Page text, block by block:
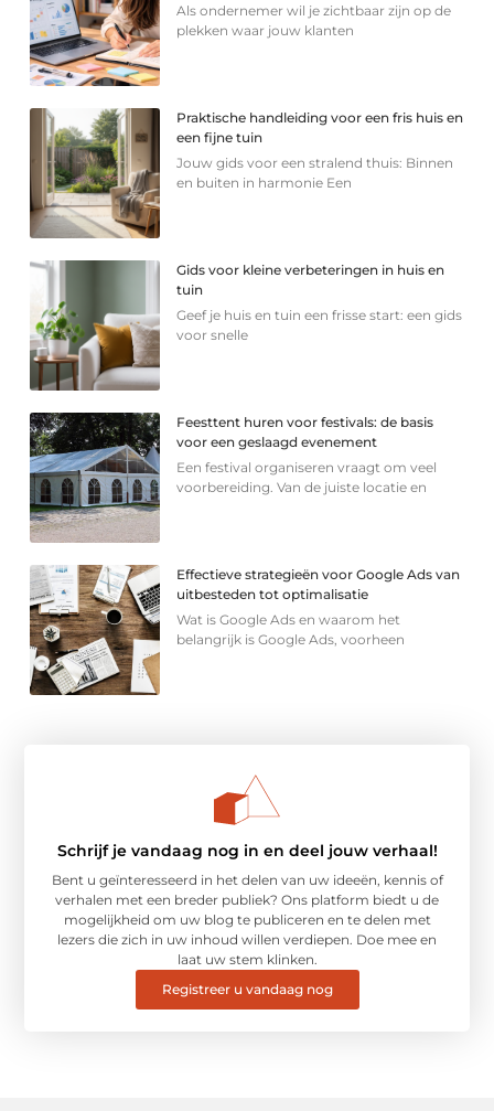
Als ondernemer wil je zichtbaar zijn op de
plekken waar jouw klanten
Praktische handleiding voor een fris huis en
een fijne tuin
Jouw gids voor een stralend thuis: Binnen
en buiten in harmonie Een
Gids voor kleine verbeteringen in huis en
tuin
Geef je huis en tuin een frisse start: een gids
voor snelle
Feesttent huren voor festivals: de basis
voor een geslaagd evenement
Een festival organiseren vraagt om veel
voorbereiding. Van de juiste locatie en
Effectieve strategieën voor Google Ads van
uitbesteden tot optimalisatie
Wat is Google Ads en waarom het
belangrijk is Google Ads, voorheen
Schrijf je vandaag nog in en deel jouw verhaal!
Bent u geïnteresseerd in het delen van uw ideeën, kennis of
verhalen met een breder publiek? Ons platform biedt u de
mogelijkheid om uw blog te publiceren en te delen met
lezers die zich in uw inhoud willen verdiepen. Doe mee en
laat uw stem klinken.
Registreer u vandaag nog